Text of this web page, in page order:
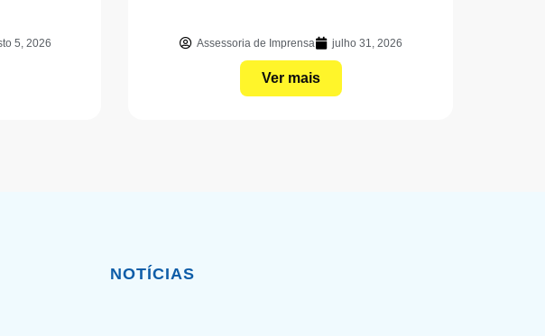
5, 2026 Assessoria de Imprensa julho 31, 2026
Ver mais
NOTÍCIAS